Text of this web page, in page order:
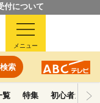
付について
検索
メニュー
覧 特集 初心者ガイド